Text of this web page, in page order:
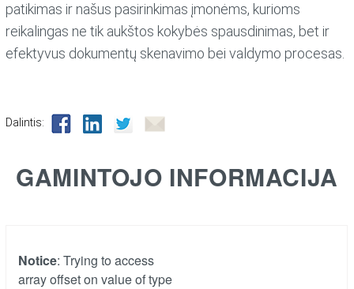
patikimas ir našus pasirinkimas įmonėms, kurioms
reikalingas ne tik aukštos kokybės spausdinimas, bet ir
efektyvus dokumentų skenavimo bei valdymo procesas.
Dalintis:
GAMINTOJO INFORMACIJA
Notice: Trying to access
array offset on value of type